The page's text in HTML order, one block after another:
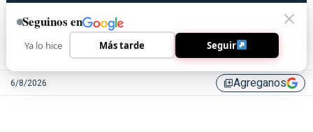
6/8/2026 library_addAgreganos
Seguinos en
Ya lo hice Más tarde Seguir